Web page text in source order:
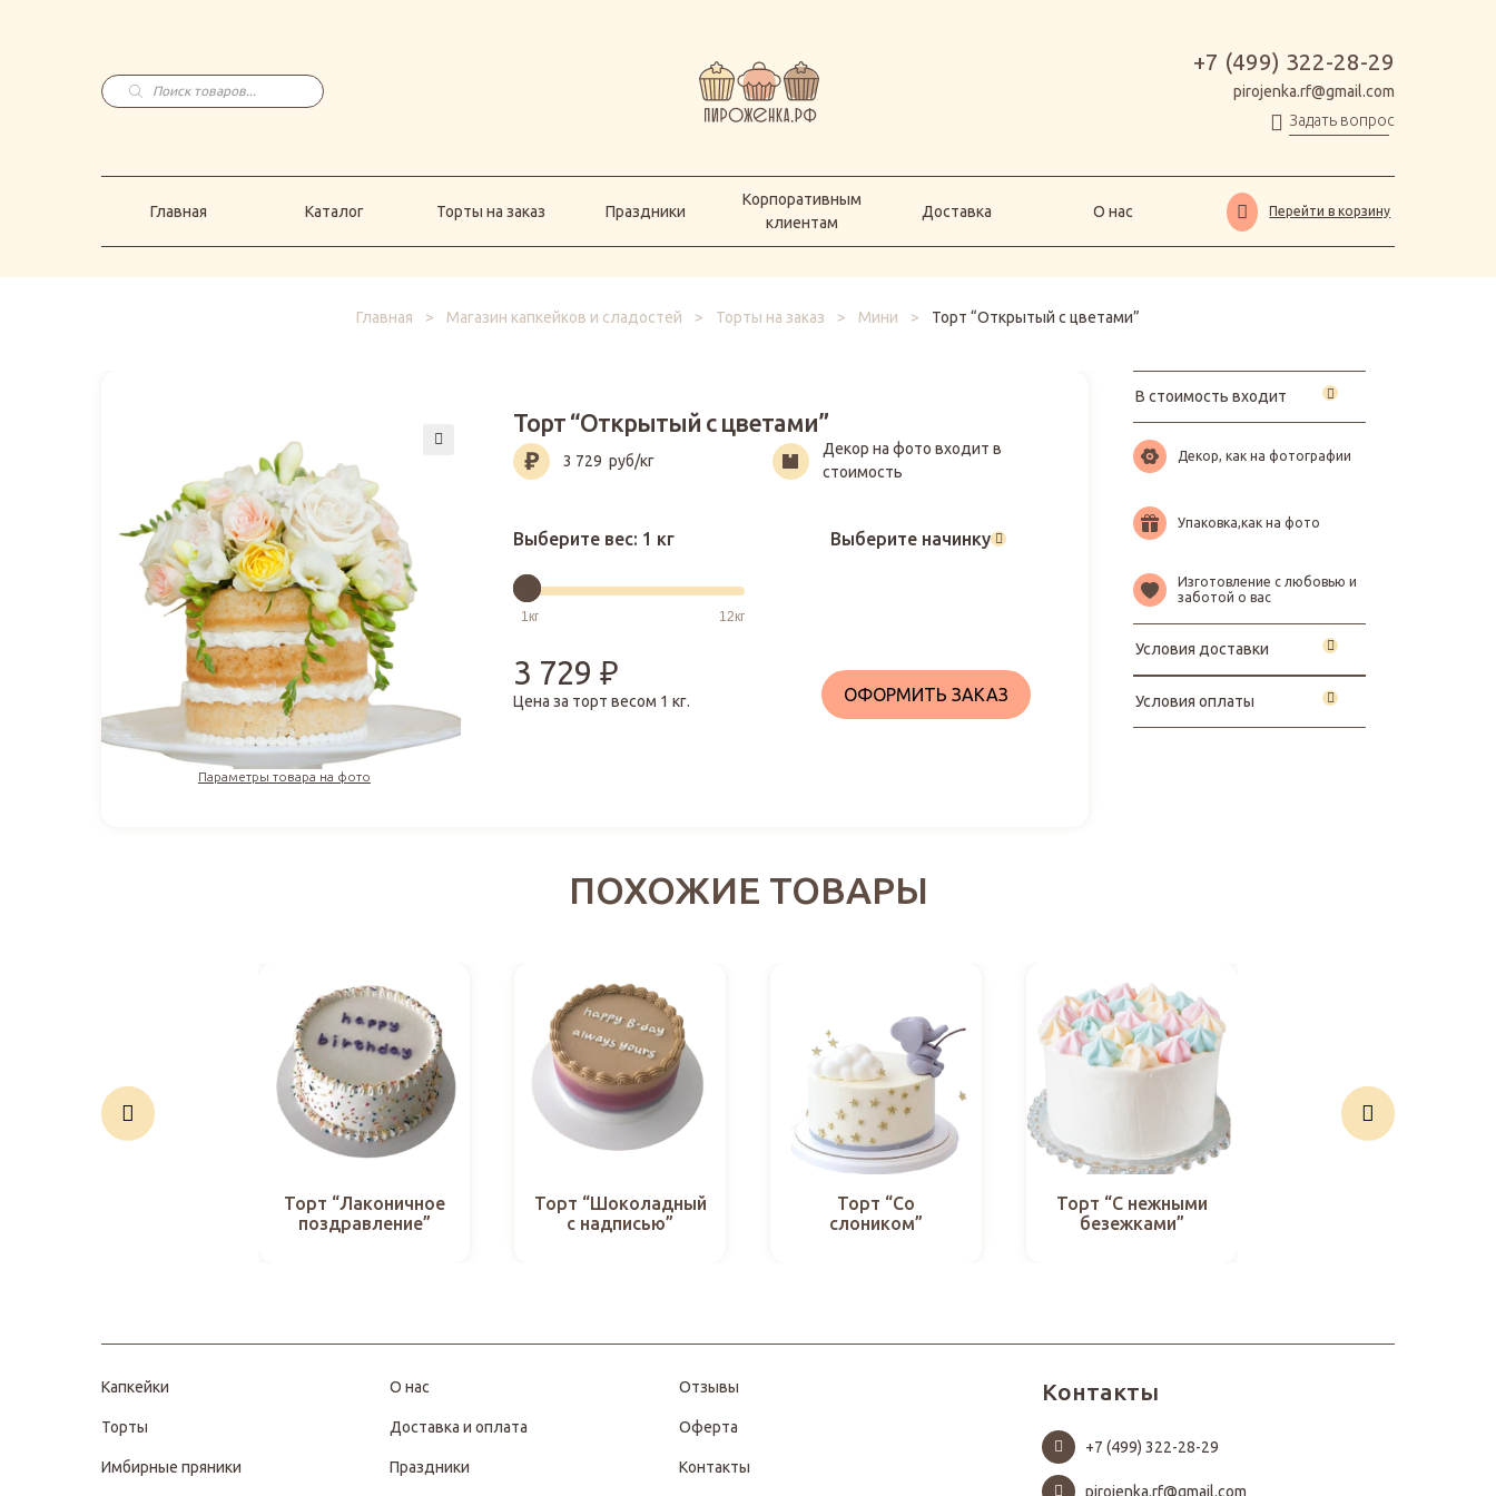
Поиск
товаров
+7 (499) 322-28-29
pirojenka.rf@gmail.com
Задать вопрос
Главная Каталог Торты на заказ Праздники
Корпоративным
клиентам
Доставка О нас Перейти в корзину
Главная > Магазин капкейков и сладостей > Торты на заказ > Мини > Торт “Открытый с цветами”
Параметры товара на фото
Торт “Открытый с цветами”
3 729 руб/кг
Декор на фото входит в
стоимость
Выберите вес: 1 кг Выберите начинку
3 729₽
Цена за торт весом 1 кг. ОФОРМИТЬ ЗАКАЗ
В стоимость входит
Декор, как на фотографии
Упаковка,как на фото
Изготовление с любовью и
заботой о вас
Условия доставки
Условия оплаты
ПОХОЖИЕ ТОВАРЫ
Торт “Лаконичное
поздравление”
Торт “Шоколадный
с надписью”
Торт “Со
слоником”
Торт “С нежными
безежками”
Капкейки
Торты
Имбирные пряники
О нас
Доставка и оплата
Праздники
Отзывы
Оферта
Контакты
Контакты
+7 (499) 322-28-29
pirojenka.rf@gmail.com